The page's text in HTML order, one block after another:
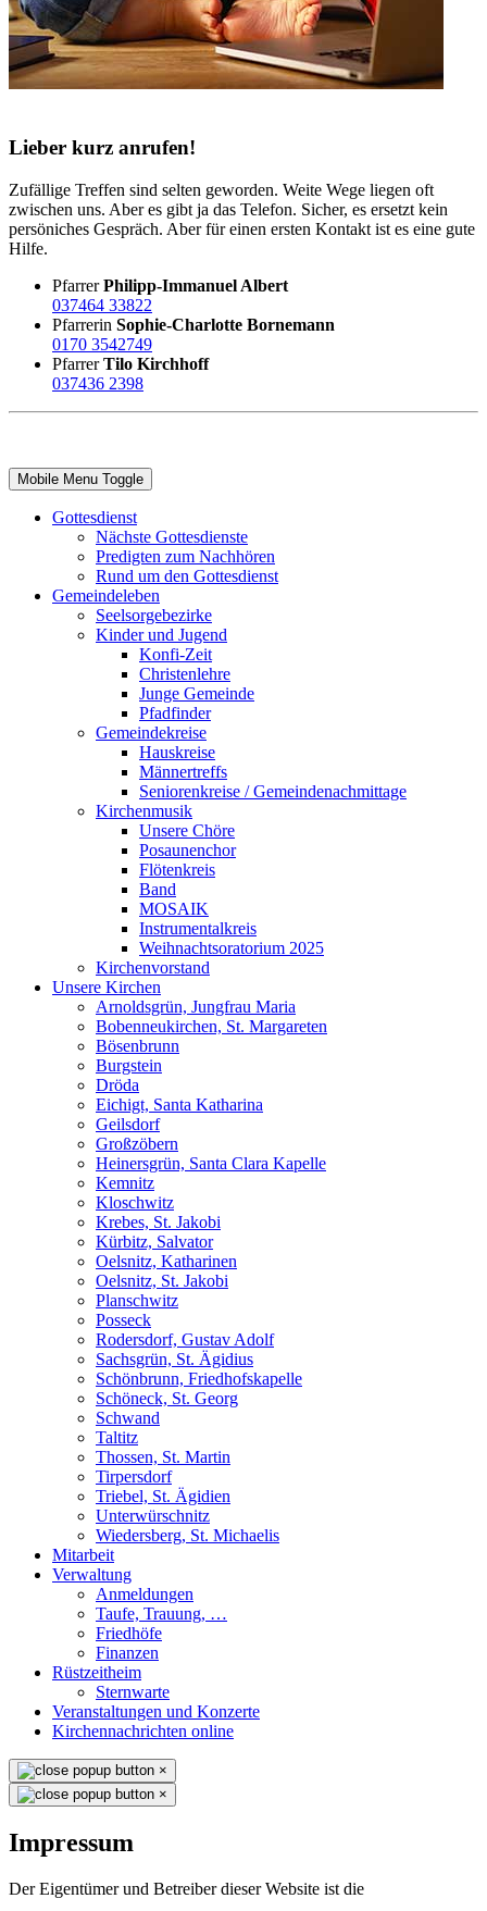
Lieber kurz anrufen!
Zufällige Treffen sind selten geworden. Weite Wege liegen oft
zwischen uns. Aber es gibt ja das Telefon. Sicher, es ersetzt kein
persöniches Gespräch. Aber für einen ersten Kontakt ist es eine gute
Hilfe.
PfarrerPhilipp-Immanuel Albert
037464 33822
Pfarrerin Sophie-Charlotte Bornemann
0170 3542749
PfarrerTilo Kirchhoff
037436 2398
Mobile Menu Toggle
Gottesdienst
Nächste Gottesdienste
Predigten zum Nachhören
Rund um den Gottesdienst
Gemeindeleben
Seelsorgebezirke
Kinder und Jugend
Konfi-Zeit
Christenlehre
Junge Gemeinde
Pfadfinder
Gemeindekreise
Hauskreise
Männertreffs
Seniorenkreise / Gemeindenachmittage
Kirchenmusik
Unsere Chöre
Posaunenchor
Flötenkreis
Band
MOSAIK
Instrumentalkreis
Weihnachtsoratorium 2025
Kirchenvorstand
Unsere Kirchen
Arnoldsgrün, Jungfrau Maria
Bobenneukirchen, St. Margareten
Bösenbrunn
Burgstein
Dröda
Eichigt, Santa Katharina
Geilsdorf
Großzöbern
Heinersgrün, Santa Clara Kapelle
Kemnitz
Kloschwitz
Krebes, St. Jakobi
Kürbitz, Salvator
Oelsnitz, Katharinen
Oelsnitz, St. Jakobi
Planschwitz
Posseck
Rodersdorf, Gustav Adolf
Sachsgrün, St. Ägidius
Schönbrunn, Friedhofskapelle
Schöneck, St. Georg
Schwand
Taltitz
Thossen, St. Martin
Tirpersdorf
Triebel, St. Ägidien
Unterwürschnitz
Wiedersberg, St. Michaelis
Mitarbeit
Verwaltung
Anmeldungen
Taufe, Trauung, …
Friedhöfe
Finanzen
Rüstzeitheim
Sternwarte
Veranstaltungen und Konzerte
Kirchennachrichten online
×
×
Impressum
Der Eigentümer und Betreiber dieser Website ist die